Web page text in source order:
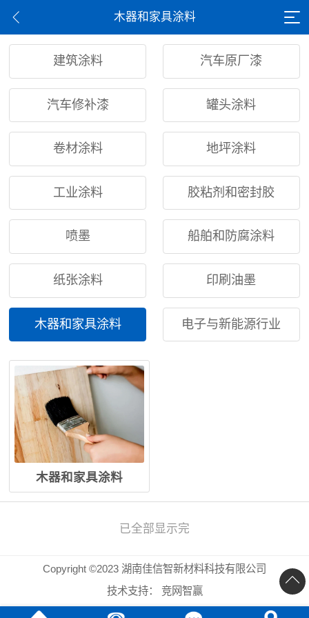
木器和家具涂料
建筑涂料 汽车原厂漆
汽车修补漆 罐头涂料
卷材涂料 地坪涂料
工业涂料 胶粘剂和密封胶
喷墨 船舶和防腐涂料
纸张涂料 印刷油墨
木器和家具涂料 电子与新能源行业
木器和家具涂料
已全部显示完
Copyright ©2023 湖南佳信智新材料科技有限公司
技术支持：
竞网智赢